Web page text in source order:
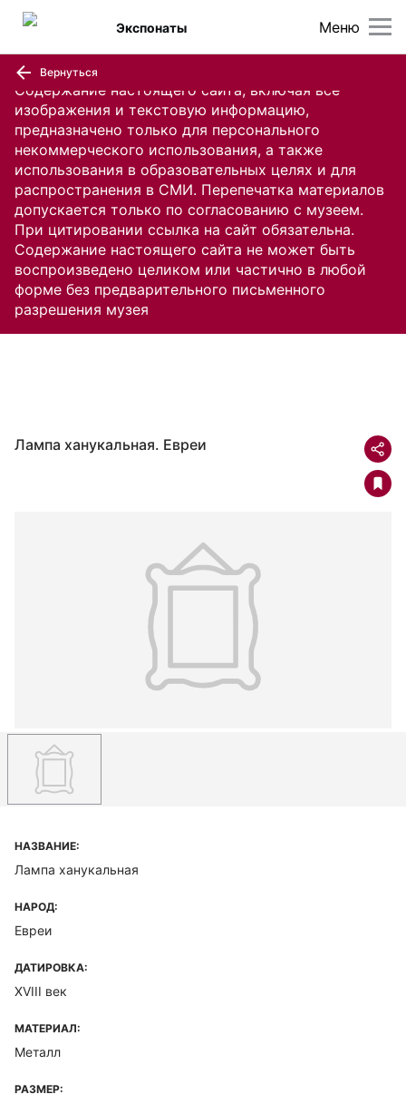
Содержание настоящего сайта, включая все
изображения и текстовую информацию,
предназначено только для персонального
некоммерческого использования, а также
использования в образовательных целях и для
распространения в СМИ. Перепечатка материалов
допускается только по согласованию с музеем.
При цитировании ссылка на сайт обязательна.
Содержание настоящего сайта не может быть
воспроизведено целиком или частично в любой
форме без предварительного письменного
разрешения музея
Меню
Экспонаты
Вернуться
Лампа ханукальная. Евреи
НАЗВАНИЕ:
Лампа ханукальная
НАРОД:
Евреи
ДАТИРОВКА:
XVIII век
МАТЕРИАЛ:
Металл
РАЗМЕР: